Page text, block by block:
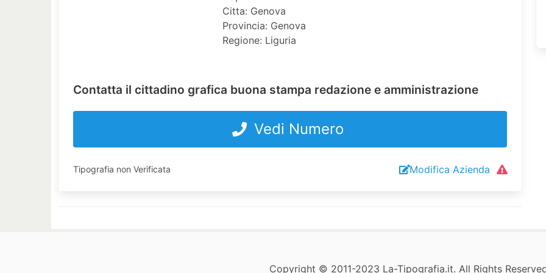
Citta: Genova
Provincia: Genova
Regione: Liguria
Contatta il cittadino grafica buona stampa redazione e amministrazione
Vedi Numero
Tipografia non Verificata Modifica Azienda
Copyright © 2011-2023 La-Tipografia.it. All Rights